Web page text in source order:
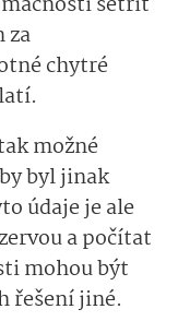
za
chytré
možné
byl jinak
údaje je ale
a počítat
mohou být
řešení jiné.